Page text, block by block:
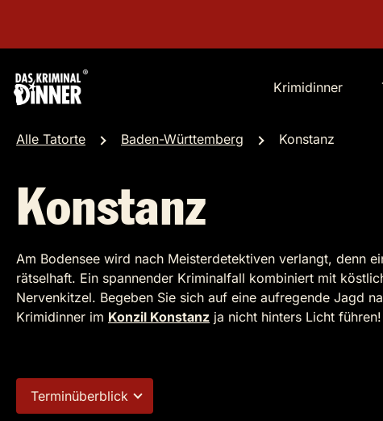
Krimidinner
Alle Tatorte Baden-Württemberg Konstanz
Konstanz
Am Bodensee wird nach Meisterdetektiven verlangt, denn
rätselhaft. Ein spannender Kriminalfall kombiniert mit
Nervenkitzel. Begeben Sie sich auf eine aufregende Jagd
Krimidinner im Konzil Konstanz ja nicht hinters Licht führen!
Terminüberblick